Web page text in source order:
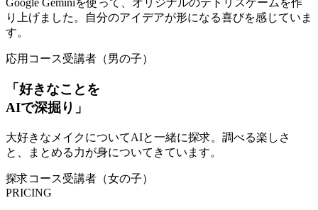
Google Geminiを使って、オリジナルのテトリスゲームを作
り上げました。自分のアイデアが形になる喜びを感じていま
す。
応用コース受講者（男の子）
「好きなことを
AIで深掘り」
大好きなメイクについてAIと一緒に探求。調べる楽しさ
と、まとめる力が身についてきています。
探求コース受講者（女の子）
PRICING